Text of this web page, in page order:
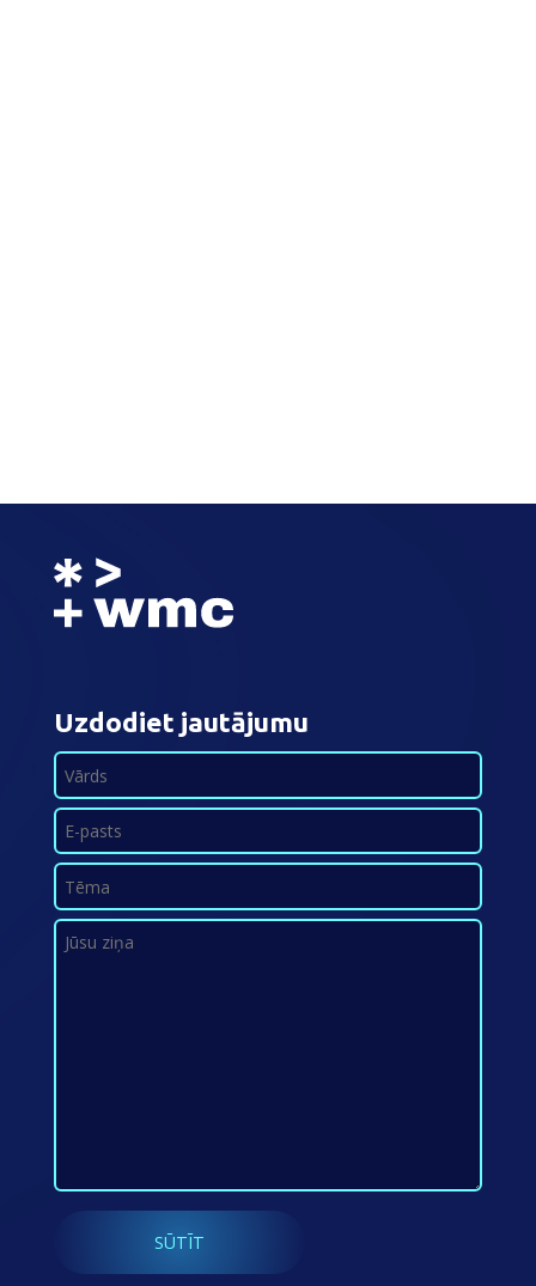
Uzdodiet jautājumu